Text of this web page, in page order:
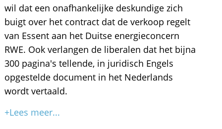
wil dat een onafhankelijke deskundige zich
buigt over het contract dat de verkoop regelt
van Essent aan het Duitse energieconcern
RWE. Ook verlangen de liberalen dat het bijna
300 pagina's tellende, in juridisch Engels
opgestelde document in het Nederlands
wordt vertaald.
+Lees meer...